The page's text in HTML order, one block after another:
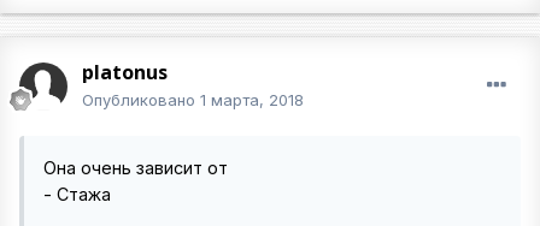
platonus
Опубликовано 1 марта, 2018
Она очень зависит от
- Стажа